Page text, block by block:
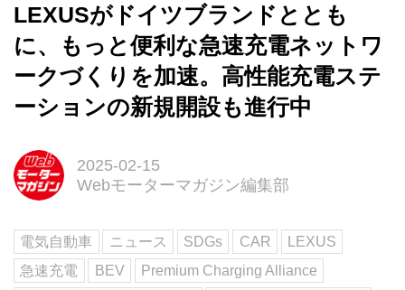
LEXUSがドイツブランドととも
に、もっと便利な急速充電ネットワ
ークづくりを加速。高性能充電ステ
ーションの新規開設も進行中
2025-02-15
Webモーターマガジン編集部
電気自動車 ニュース SDGs CAR
LEXUS
急速充電
BEV
Premium Charging Alliance